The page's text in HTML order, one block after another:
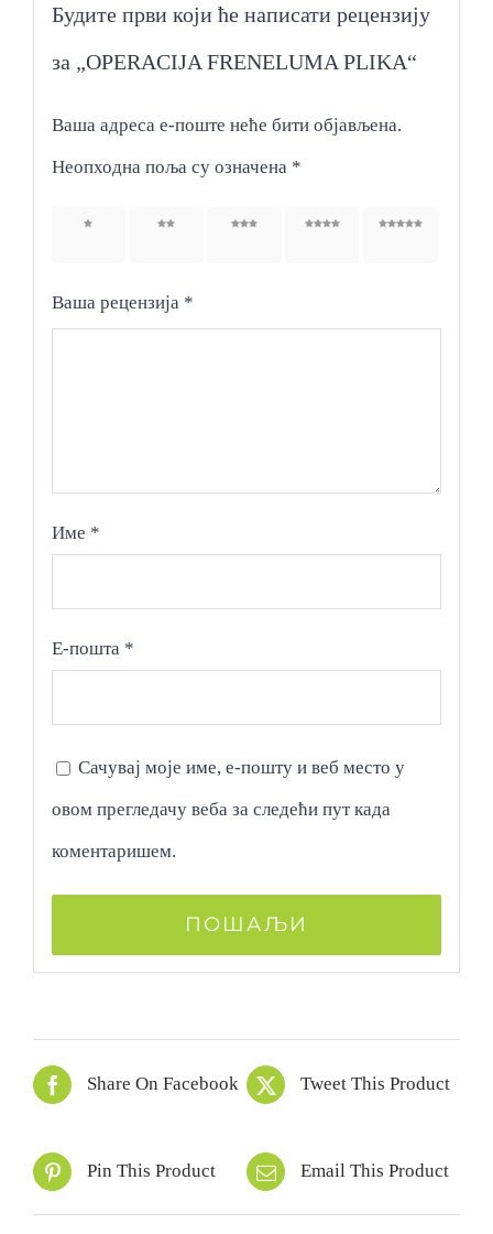
Будите први који ће написати рецензију
за „OPERACIJA FRENELUMA PLIKA“
Ваша адреса е-поште неће бити објављена.
Неопходна поља су означена *
1 од 5
2 од 5
3 од 5
4 од 5
5 од 5
Ваша рецензија *
Име *
Е-пошта *
Сачувај моје име, е-пошту и веб место у
овом прегледачу веба за следећи пут када
коментаришем.
Share On Facebook Tweet This Product
Pin This Product Email This Product